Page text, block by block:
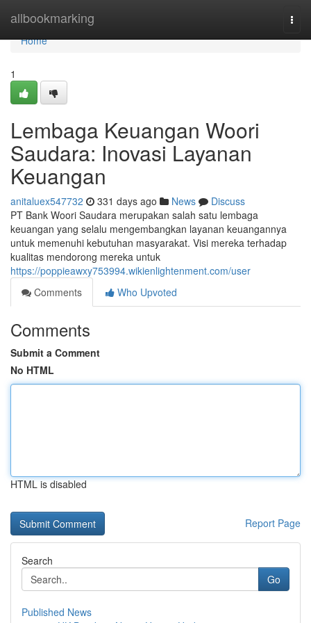
allbookmarking
Home
Home
1
Lembaga Keuangan Woori
Saudara: Inovasi Layanan
Keuangan
anitaluex547732 331 days ago News
Discuss
PT Bank Woori Saudara merupakan salah satu lembaga
keuangan yang selalu mengembangkan layanan keuangannya
untuk memenuhi kebutuhan masyarakat. Visi mereka terhadap
kualitas mendorong mereka untuk
https://poppieawxy753994.wikienlightenment.com/user
Comments
Who Upvoted
Comments
Submit a Comment
No HTML
HTML is disabled
Report Page
Search
Go
Published News